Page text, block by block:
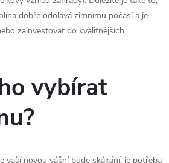
dobře odolává zimnímu počasí a je
zainvestovat do kvalitnějších
vybírat
vaší novou vášní bude skákání, je potřeba